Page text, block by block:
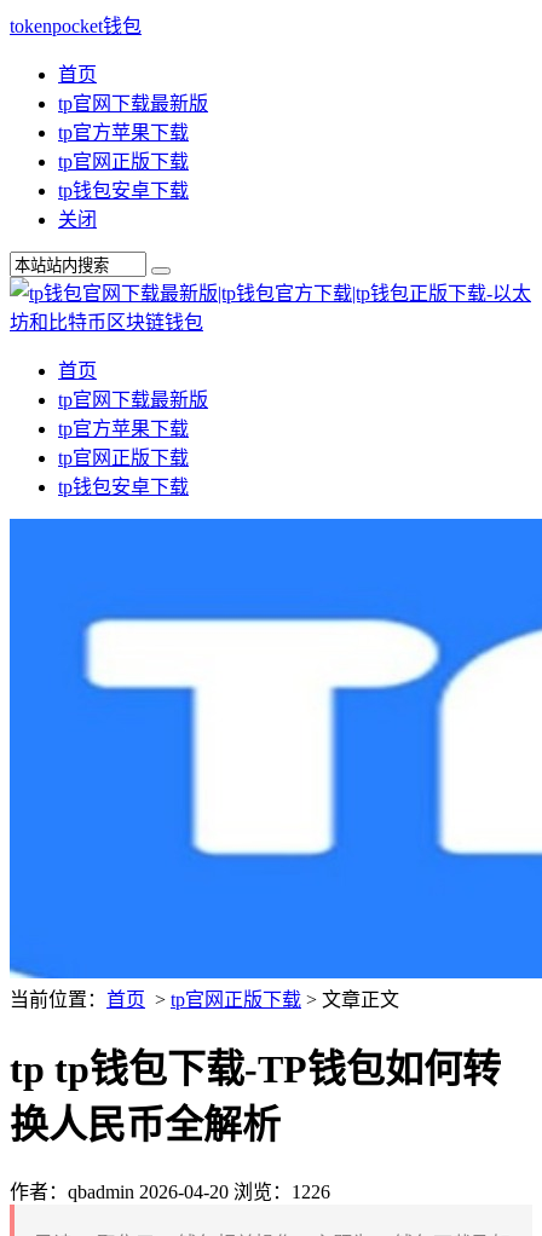
tokenpocket钱包
首页
tp官网下载最新版
tp官方苹果下载
tp官网正版下载
tp钱包安卓下载
关闭
首页
tp官网下载最新版
tp官方苹果下载
tp官网正版下载
tp钱包安卓下载
当前位置： 首页 > tp官网正版下载 > 文章正文
tp tp钱包下载-TP钱包如何转
换人民币全解析
作者：qbadmin 2026-04-20 浏览：1226